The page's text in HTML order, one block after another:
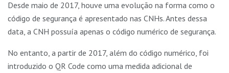
Desde maio de 2017, houve uma evolução na forma como o
código de segurança é apresentado nas CNHs. Antes dessa
data, a CNH possuía apenas o código numérico de segurança.
No entanto, a partir de 2017, além do código numérico, foi
introduzido o QR Code como uma medida adicional de